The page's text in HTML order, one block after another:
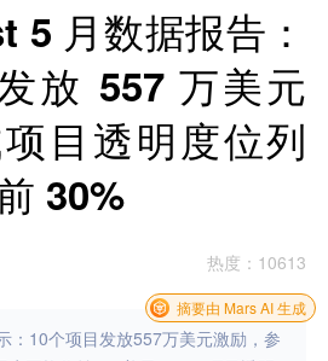
5 月数据报告：
放 557 万美元
目透明度位列
30%
热度 ： 10613
：10个项目发放557万美元激励，参
摘要由 Mars AI 生成